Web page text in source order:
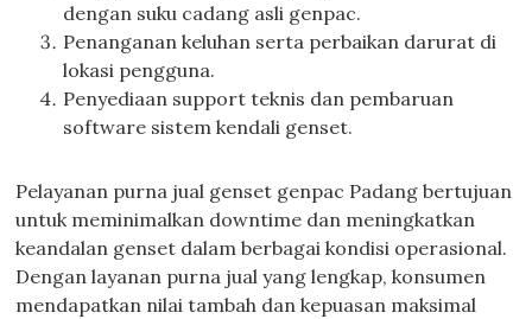
dengan suku cadang asli genpac.
Penanganan keluhan serta perbaikan darurat di
lokasi pengguna.
Penyediaan support teknis dan pembaruan
software sistem kendali genset.
Pelayanan purna jual genset genpac Padang bertujuan
untuk meminimalkan downtime dan meningkatkan
keandalan genset dalam berbagai kondisi operasional.
Dengan layanan purna jual yang lengkap, konsumen
mendapatkan nilai tambah dan kepuasan maksimal